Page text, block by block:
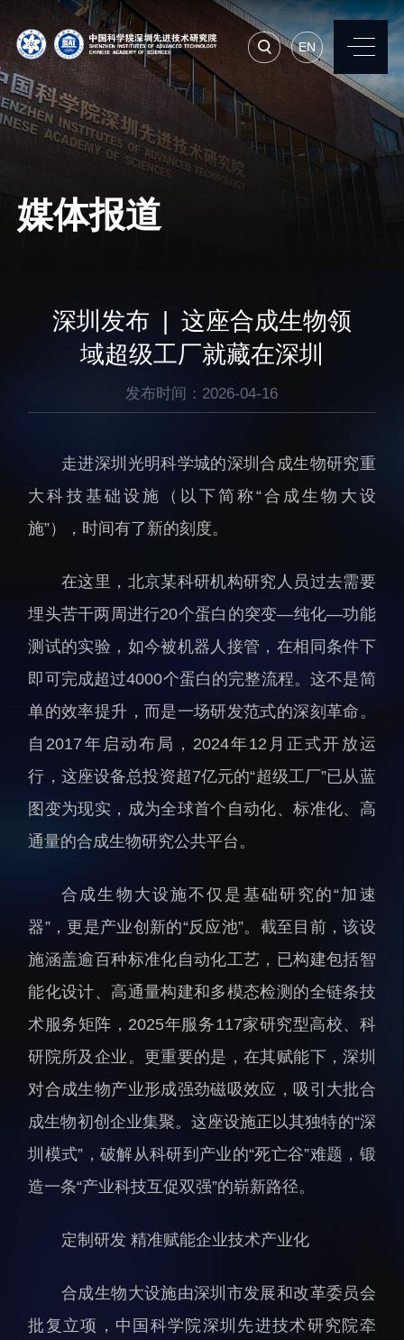
EN
常用系统 人才招聘 联系我们
现任领导
研究队伍
通知公告
究所
先进计算与数字工程研
生物医药与技术研究所
合成生物学研究所
材料人工智能研究所
人才概况
人才介绍
人才招聘
综合处
科研管理处
创新融合处
合作转化处
教育处
党群工作处
监督审计处
支撑平台处
产业发展中心
科研进展
实验动物管理
要闻播报
综合新闻
媒体报道
深圳发布 | 这座合成生物领
域超级工厂就藏在深圳
发布时间：2026-04-16
走进深圳光明科学城的深圳合成生物研究重
大科技基础设施（以下简称“合成生物大设
施”），时间有了新的刻度。
在这里，北京某科研机构研究人员过去需要
埋头苦干两周进行20个蛋白的突变—纯化—功能
测试的实验，如今被机器人接管，在相同条件下
即可完成超过4000个蛋白的完整流程。这不是简
单的效率提升，而是一场研发范式的深刻革命。
自2017年启动布局，2024年12月正式开放运
行，这座设备总投资超7亿元的“超级工厂”已从蓝
图变为现实，成为全球首个自动化、标准化、高
通量的合成生物研究公共平台。
合成生物大设施不仅是基础研究的“加速
器”，更是产业创新的“反应池”。截至目前，该设
施涵盖逾百种标准化自动化工艺，已构建包括智
能化设计、高通量构建和多模态检测的全链条技
术服务矩阵，2025年服务117家研究型高校、科
研院所及企业。更重要的是，在其赋能下，深圳
对合成生物产业形成强劲磁吸效应，吸引大批合
成生物初创企业集聚。这座设施正以其独特的“深
圳模式”，破解从科研到产业的“死亡谷”难题，锻
造一条“产业科技互促双强”的崭新路径。
定制研发 精准赋能企业技术产业化
合成生物大设施由深圳市发展和改革委员会
批复立项，中国科学院深圳先进技术研究院牵